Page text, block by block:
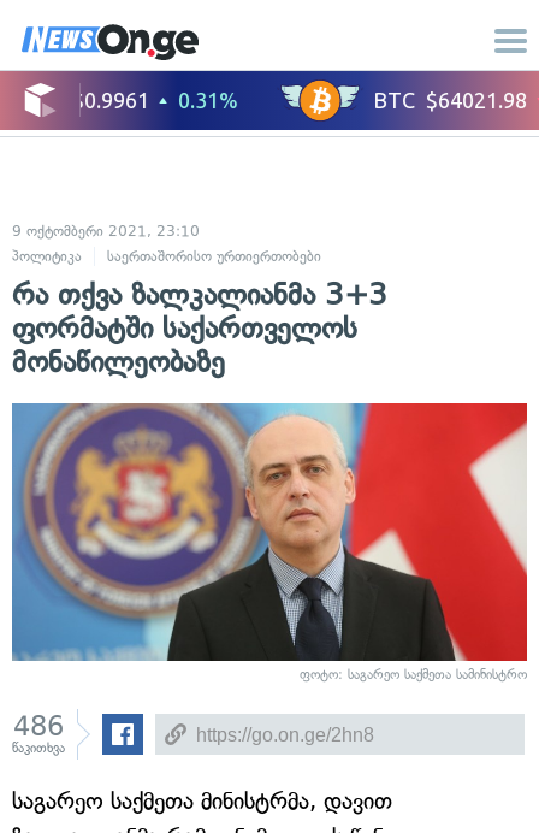
9 ოქტომბერი 2021, 23:10
პოლიტიკა
საერთაშორისო ურთიერთობები
რა თქვა ზალკალიანმა 3+3
ფორმატში საქართველოს
მონაწილეობაზე
ფოტო: საგარეო საქმეთა სამინისტრო
486
წაკითხვა
საგარეო საქმეთა მინისტრმა, დავით